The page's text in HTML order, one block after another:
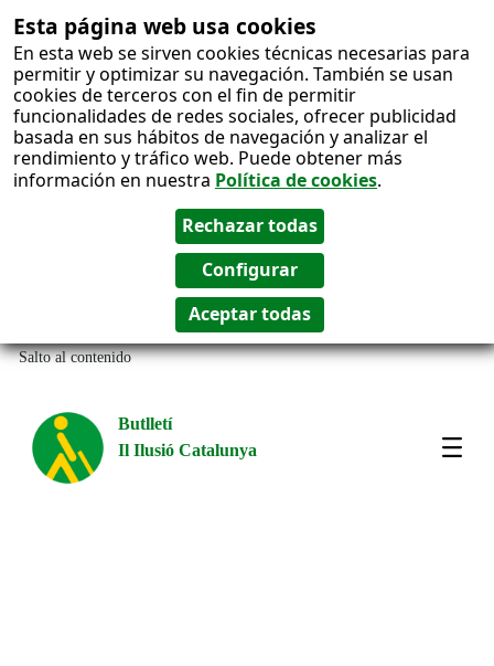
Esta página web usa cookies
En esta web se sirven cookies técnicas necesarias para
permitir y optimizar su navegación. También se usan
cookies de terceros con el fin de permitir
funcionalidades de redes sociales, ofrecer publicidad
basada en sus hábitos de navegación y analizar el
rendimiento y tráfico web. Puede obtener más
información en nuestra Política de cookies.
Salto al contenido
Butlletí
Il Ilusió Catalunya